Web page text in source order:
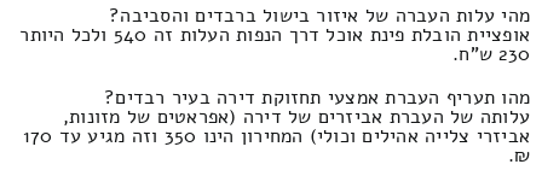
מהי עלות העברה של איזור בישול ברבדים והסביבה?
אופציית הובלת פינת אוכל דרך הנפות העלות זה 540 ולכל היותר
230 ש"ח.
מהו תעריף העברת אמצעי תחזוקת דירה בעיר רבדים?
עלותה של העברת אביזרים של דירה (אפראטים של מזונות,
אביזרי צלייה אהילים וכולי) המחירון הינו 350 וזה מגיע עד 170
₪.